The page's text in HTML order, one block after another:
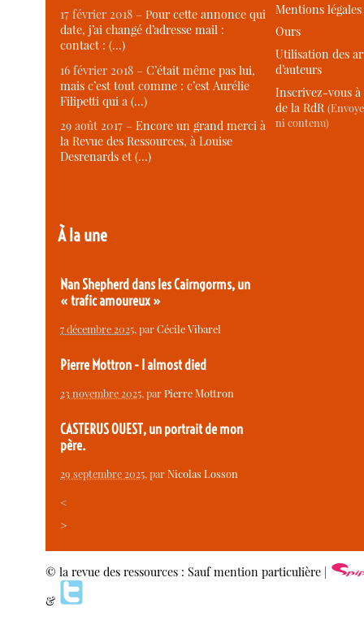
17 février 2018 –Pour cette annonce qui
date, j’ai changé d’adresse mail :
contact : (…)
16 février 2018 –C’était même pas lui,
mais c’est tout comme : c’est Aurélie
Filipetti qui a (…)
29 août 2017 –Encore un grand merci à
la Revue des Ressources, à Louise
Desrenards et (…)
À la une
Nan Shepherd dans les Cairngorms, un
« trafic amoureux »
7 décembre 2025, parCécile Vibarel
Pierre Mottron - I almost died
23 novembre 2025, parPierre Mottron
CASTERUS OUEST, un portrait de mon
père.
29 septembre 2025, parNicolas Losson
<
>
Mentions légales
Ours
Utilisation des
d’auteurs
Inscrivez-vous
de la RdR
ni contenu)
© la revue des ressources : Sauf mention particulière |
&